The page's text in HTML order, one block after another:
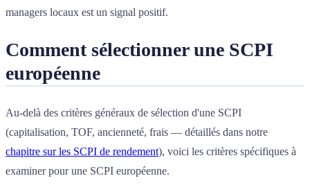
managers locaux est un signal positif.
Comment sélectionner une SCPI
européenne
Au-delà des critères généraux de sélection d'une SCPI
(capitalisation, TOF, ancienneté, frais — détaillés dans notre
chapitre sur les SCPI de rendement), voici les critères spécifiques à
examiner pour une SCPI européenne.